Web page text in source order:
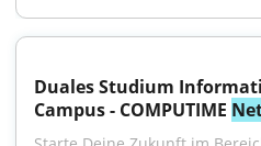
Duales Studium
Campus - COMPUTIME